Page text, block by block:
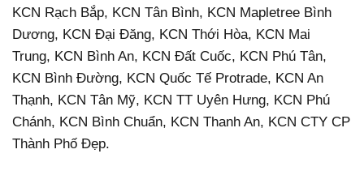
KCN Rạch Bắp, KCN Tân Bình, KCN Mapletree Bình
Dương, KCN Đại Đăng, KCN Thới Hòa, KCN Mai
Trung, KCN Bình An, KCN Đất Cuốc, KCN Phú Tân,
KCN Bình Đường, KCN Quốc Tế Protrade, KCN An
Thạnh, KCN Tân Mỹ, KCN TT Uyên Hưng, KCN Phú
Chánh, KCN Bình Chuẩn, KCN Thanh An, KCN CTY CP
Thành Phố Đẹp.